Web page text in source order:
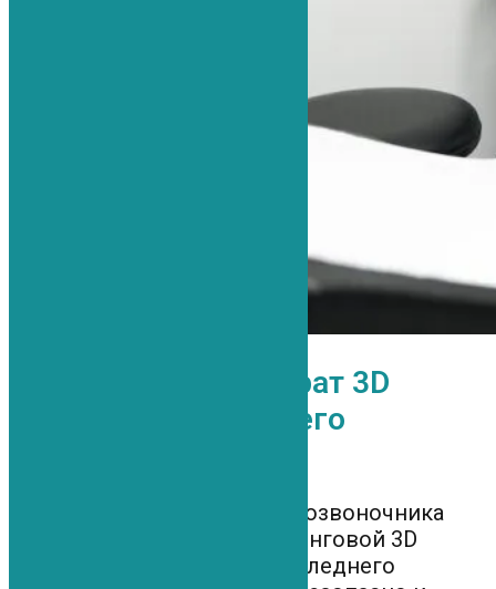
Современный аппарат 3D
навигации последнего
Процедура – регенерации позвоночника
выполняется под мониторинговой 3D
навигацией на аппарате последнего